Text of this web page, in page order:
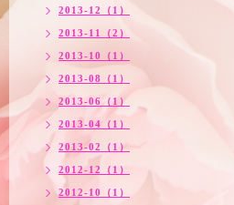
2013-12（1）
2013-11（2）
2013-10（1）
2013-08（1）
2013-06（1）
2013-04（1）
2013-02（1）
2012-12（1）
2012-10（1）